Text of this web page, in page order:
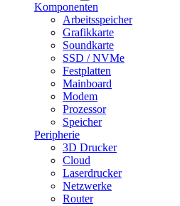
Komponenten
Arbeitsspeicher
Grafikkarte
Soundkarte
SSD / NVMe
Festplatten
Mainboard
Modem
Prozessor
Speicher
Peripherie
3D Drucker
Cloud
Laserdrucker
Netzwerke
Router